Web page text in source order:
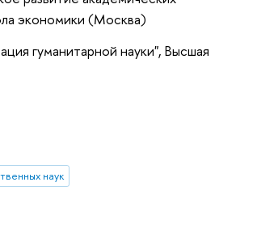
экономики (Москва)
гуманитарной науки", Высшая
наук